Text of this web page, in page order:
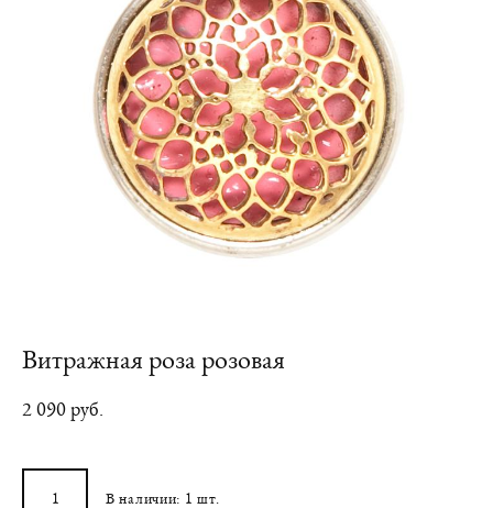
Витражная роза розовая
2 090 pуб.
В наличии: 1 шт.